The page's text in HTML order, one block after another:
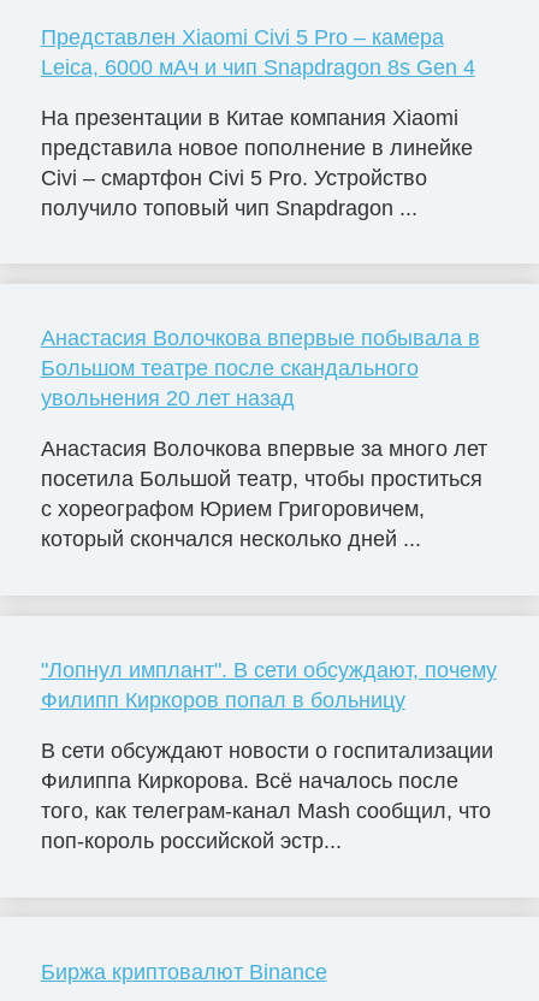
Представлен Xiaomi Civi 5 Pro – камера
Leica, 6000 мАч и чип Snapdragon 8s Gen 4
На презентации в Китае компания Xiaomi
представила новое пополнение в линейке
Civi – смартфон Civi 5 Pro. Устройство
получило топовый чип Snapdragon ...
Анастасия Волочкова впервые побывала в
Большом театре после скандального
увольнения 20 лет назад
Анастасия Волочкова впервые за много лет
посетила Большой театр, чтобы проститься
с хореографом Юрием Григоровичем,
который скончался несколько дней ...
"Лопнул имплант". В сети обсуждают, почему
Филипп Киркоров попал в больницу
В сети обсуждают новости о госпитализации
Филиппа Киркорова. Всё началось после
того, как телеграм-канал Mash сообщил, что
поп-король российской эстр...
Биржа криптовалют Binance